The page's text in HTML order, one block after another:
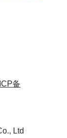
备
Ltd